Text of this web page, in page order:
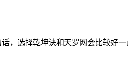
，选择乾坤诀和天罗网会比较好一